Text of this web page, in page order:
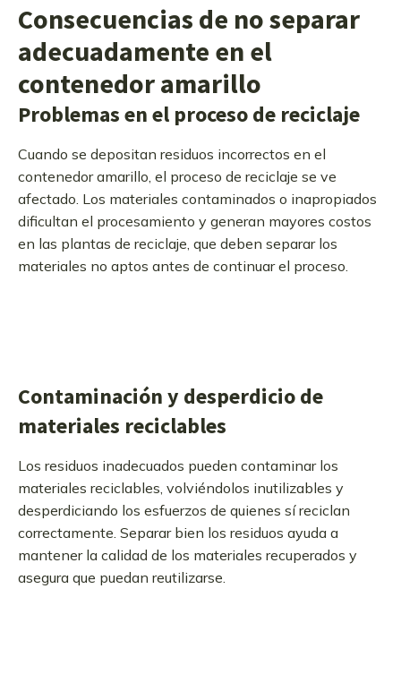
Consecuencias de no separar
adecuadamente en el
contenedor amarillo
Problemas en el proceso de reciclaje
Cuando se depositan residuos incorrectos en el
contenedor amarillo, el proceso de reciclaje se ve
afectado. Los materiales contaminados o inapropiados
dificultan el procesamiento y generan mayores costos
en las plantas de reciclaje, que deben separar los
materiales no aptos antes de continuar el proceso.
Contaminación y desperdicio de
materiales reciclables
Los residuos inadecuados pueden contaminar los
materiales reciclables, volviéndolos inutilizables y
desperdiciando los esfuerzos de quienes sí reciclan
correctamente. Separar bien los residuos ayuda a
mantener la calidad de los materiales recuperados y
asegura que puedan reutilizarse.